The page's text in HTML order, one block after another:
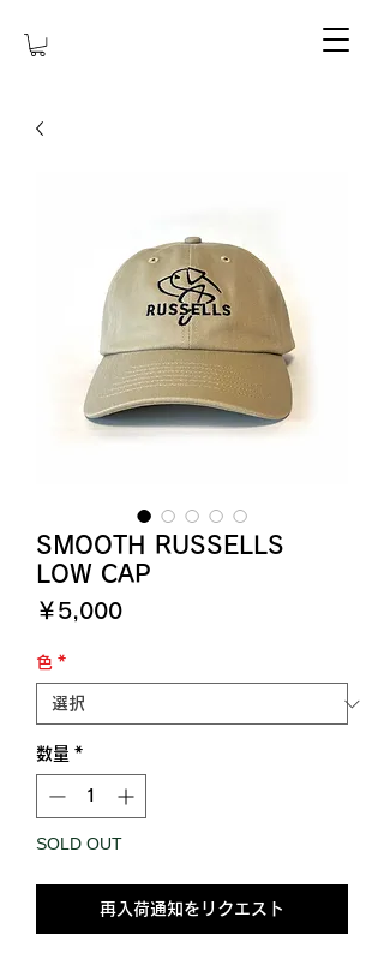
SMOOTH RUSSELLS
LOW CAP
￥5,000価
色 *
数量 *
SOLD OUT
再入荷通知をリクエスト